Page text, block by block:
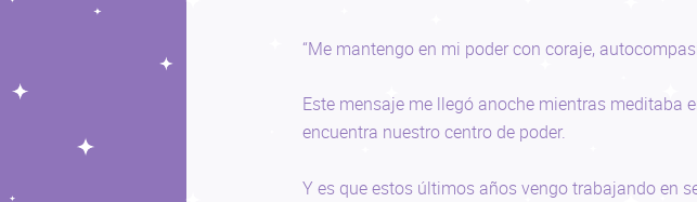
“Me mantengo en mi poder con coraje,
Este mensaje me llegó anoche mientras meditaba
encuentra nuestro centro de poder.
Y es que estos últimos años vengo trabajando en